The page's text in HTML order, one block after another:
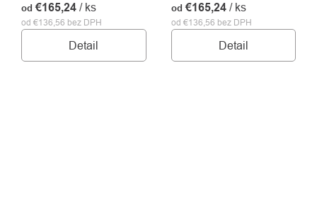
od €136,56 bez DPH
od €165,24 / ks
Detail
od €136,56 bez DPH
od €165,24 / ks
Detail